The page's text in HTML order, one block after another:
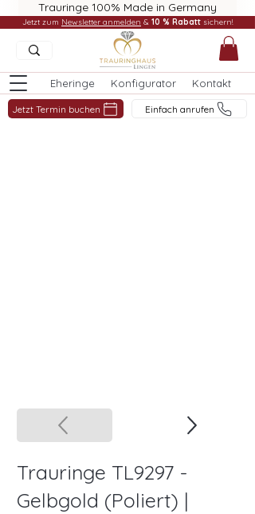
Trauringe 100% Made in Germany
Eheringe Konfigurator Kontakt
Jetzt Termin buchen Einfach anrufen
Jetzt zum Newsletter anmelden & 10 % Rabatt sichern!
Trauringe TL9297 -
Gelbgold (Poliert) |